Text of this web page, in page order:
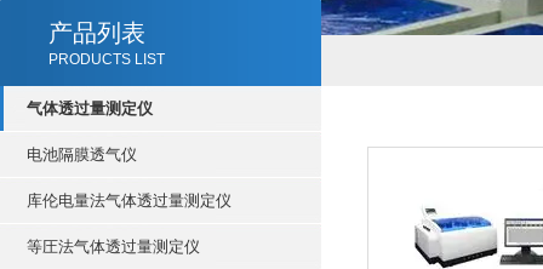
产品列表
PRODUCTS LIST
气体透过量测定仪
电池隔膜透气仪
库伦电量法气体透过量测定仪
等圧法气体透过量测定仪